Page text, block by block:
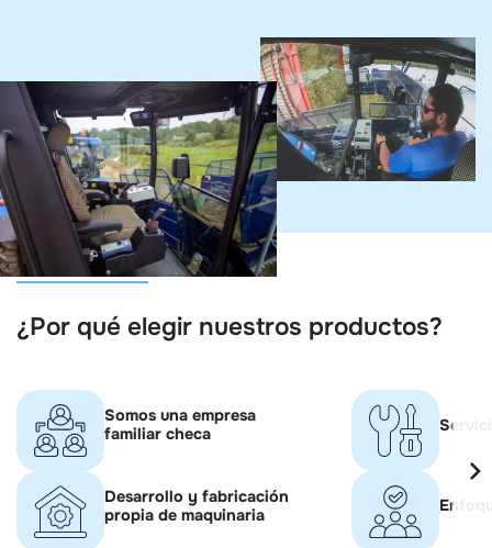
¿Por qué elegir nuestros productos?
Somos una empresa
familiar checa
Desarrollo y fabricación
propia de maquinaria